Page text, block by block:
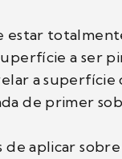
estar
a ser
a superfície
de primer
de aplicar